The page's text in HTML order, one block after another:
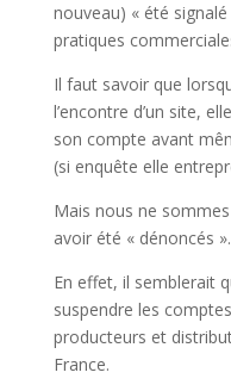
nouveau) « été
pratiques
Il faut savoir que
l’encontre d’un site,
son compte avant
(si enquête elle
Mais nous ne
avoir été « dénoncés ».
En effet, il semblerait
suspendre les
producteurs et
France.